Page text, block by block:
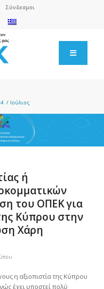
Σύνδεσμοι
/ Ιούλιος
ή
του ΟΠΕΚ για
Κύπρου στην
Χάρη
η αξιοπιστία της Κύπρου
έχει υποστεί πολύ